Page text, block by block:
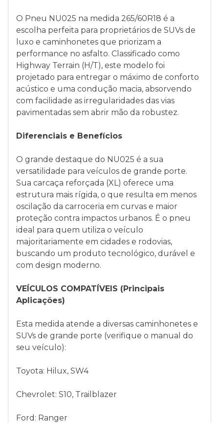
O Pneu NU025 na medida 265/60R18 é a
escolha perfeita para proprietários de SUVs de
luxo e caminhonetes que priorizam a
performance no asfalto. Classificado como
Highway Terrain (H/T), este modelo foi
projetado para entregar o máximo de conforto
acústico e uma condução macia, absorvendo
com facilidade as irregularidades das vias
pavimentadas sem abrir mão da robustez.
Diferenciais e Benefícios
O grande destaque do NU025 é a sua
versatilidade para veículos de grande porte.
Sua carcaça reforçada (XL) oferece uma
estrutura mais rígida, o que resulta em menos
oscilação da carroceria em curvas e maior
proteção contra impactos urbanos. É o pneu
ideal para quem utiliza o veículo
majoritariamente em cidades e rodovias,
buscando um produto tecnológico, durável e
com design moderno.
VEÍCULOS COMPATÍVEIS (Principais
Aplicações)
Esta medida atende a diversas caminhonetes e
SUVs de grande porte (verifique o manual do
seu veículo):
Toyota: Hilux, SW4
Chevrolet: S10, Trailblazer
Ford: Ranger